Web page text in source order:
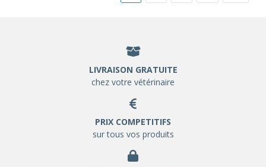
LIVRAISON GRATUITE
chez votre vétérinaire
PRIX COMPETITIFS
sur tous vos produits